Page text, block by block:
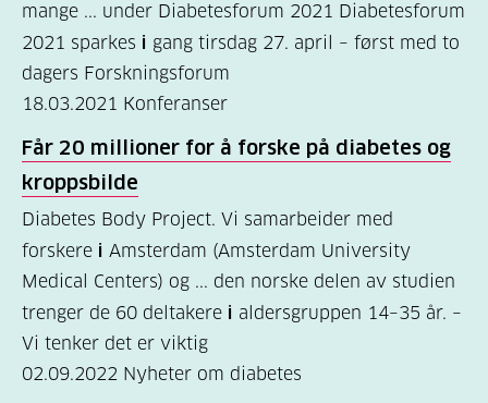
Felles
innhold
(59)
Diabetes
type
1
(43)
Diabetes
type
2
mange ... under Diabetesforum 2021 Diabetesforum
2021 sparkes i gang tirsdag 27. april – først med to
dagers Forskningsforum
18.03.2021 Konferanser
Får 20 millioner for å forske på diabetes og
kroppsbilde
Diabetes Body Project. Vi samarbeider med
forskere i Amsterdam (Amsterdam University
Medical Centers) og ... den norske delen av studien
trenger de 60 deltakere i aldersgruppen 14–35 år. –
Vi tenker det er viktig
02.09.2022 Nyheter om diabetes